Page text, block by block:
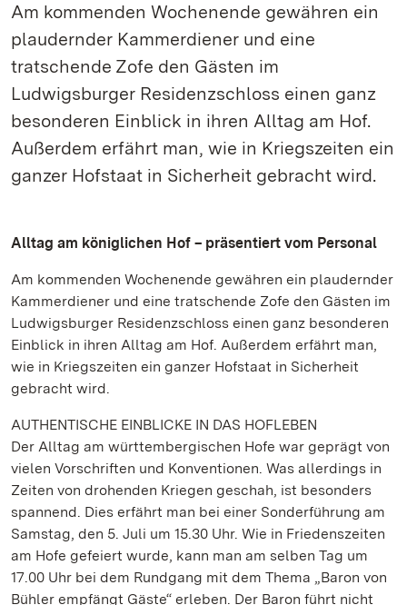
Am kommenden Wochenende gewähren ein
plaudernder Kammerdiener und eine
tratschende Zofe den Gästen im
Ludwigsburger Residenzschloss einen ganz
besonderen Einblick in ihren Alltag am Hof.
Außerdem erfährt man, wie in Kriegszeiten ein
ganzer Hofstaat in Sicherheit gebracht wird.
Alltag am königlichen Hof – präsentiert vom Personal
Am kommenden Wochenende gewähren ein plaudernder
Kammerdiener und eine tratschende Zofe den Gästen im
Ludwigsburger Residenzschloss einen ganz besonderen
Einblick in ihren Alltag am Hof. Außerdem erfährt man,
wie in Kriegszeiten ein ganzer Hofstaat in Sicherheit
gebracht wird.
AUTHENTISCHE EINBLICKE IN DAS HOFLEBEN
Der Alltag am württembergischen Hofe war geprägt von
vielen Vorschriften und Konventionen. Was allerdings in
Zeiten von drohenden Kriegen geschah, ist besonders
spannend. Dies erfährt man bei einer Sonderführung am
Samstag, den 5. Juli um 15.30 Uhr. Wie in Friedenszeiten
am Hofe gefeiert wurde, kann man am selben Tag um
17.00 Uhr bei dem Rundgang mit dem Thema „Baron von
Bühler empfängt Gäste“ erleben. Der Baron führt nicht